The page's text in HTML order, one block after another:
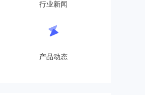
行业新闻
产品动态